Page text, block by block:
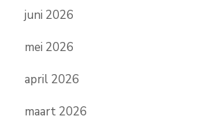
juni 2026
mei 2026
april 2026
maart 2026